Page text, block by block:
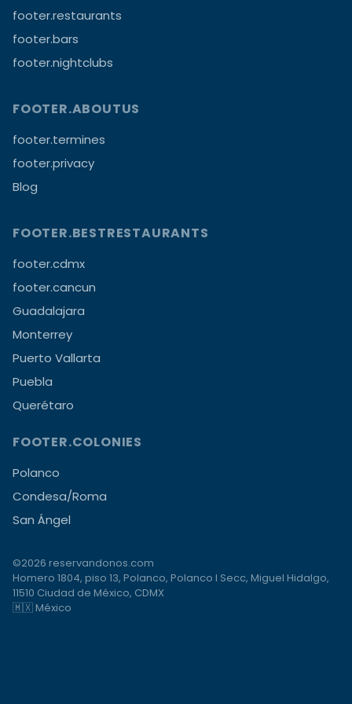
footer.restaurants
footer.bars
footer.nightclubs
FOOTER.ABOUTUS
footer.termines
footer.privacy
Blog
FOOTER.BESTRESTAURANTS
footer.cdmx
footer.cancun
Guadalajara
Monterrey
Puerto Vallarta
Puebla
Querétaro
FOOTER.COLONIES
Polanco
Condesa/Roma
San Ángel
©2026 reservandonos.com
Homero 1804, piso 13, Polanco, Polanco I Secc, Miguel Hidalgo,
11510 Ciudad de México, CDMX
🇲🇽 México